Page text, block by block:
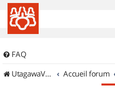
FAQ
UtagawaVTT (Randos VTT et VTTAE avec traces GPS)
Accueil forum